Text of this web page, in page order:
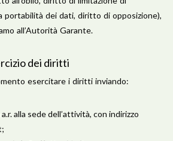
dei dati, diritto di opposizione),
all’Autorità Garante.
dei diritti
esercitare i diritti inviando:
alla sede dell’attività, con indirizzo